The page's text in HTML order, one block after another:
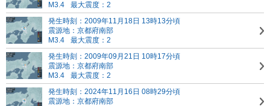
M3.4
最大震度：2
発生時刻：2009年11月18日 13時13分頃
震源地：京都府南部
M3.4
最大震度：2
発生時刻：2009年09月21日 10時17分頃
震源地：京都府南部
M3.4
最大震度：2
発生時刻：2024年11月16日 08時29分頃
震源地：京都府南部